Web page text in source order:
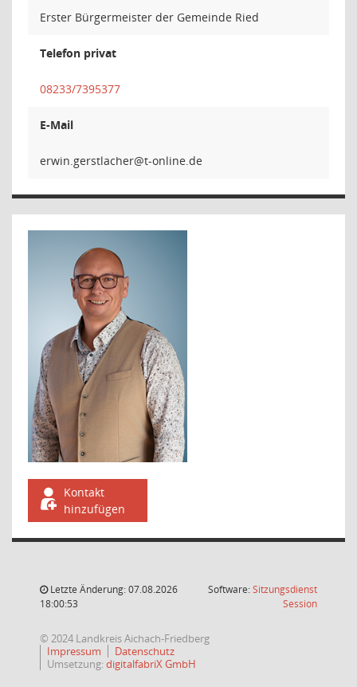
Erster Bürgermeister der Gemeinde Ried
Telefon privat
08233/7395377
E-Mail
rehcalts
Kontakt
hinzufügen
Letzte Änderung: 07.08.2026
18:00:53
Software:Sitzungsdienst
Session(Wird in
© 2024 Landkreis Aichach-Friedberg
Impressum
Datenschutz
Umsetzung:digitalfabriX GmbH